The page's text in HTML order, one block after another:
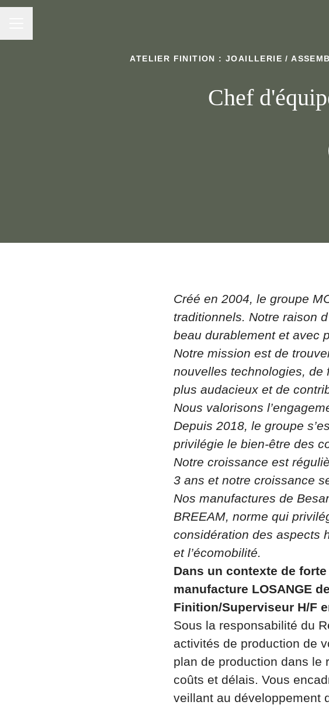
ATELIER FINITION : JOAILLERIE /
Chef
Créé en 2004, le groupe
traditionnels. Notre raison
beau durablement et avec
Notre mission est de
nouvelles technologies, de
plus audacieux et de
Nous valorisons
Depuis 2018, le groupe
privilégie le bien-être des
Notre croissance est
3 ans et notre croissance
Nos manufactures de
BREEAM, norme qui
considération des aspects
et l’écomobilité.
Dans un contexte de
manufacture LOSANGE
Finition/Superviseur H/F
Sous la responsabilité du
activités de production de
plan de production dans le
coûts et délais. Vous
veillant au développement